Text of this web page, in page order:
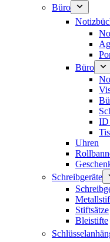
Büro
Büro
ID
Uhren
Schreibgeräte
Stiftsätze
Bleistifte